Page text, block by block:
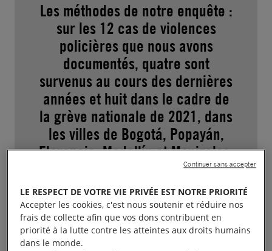
Les méthodes de notre enquête :
sur les 12 cas de violences
policières que nous avons
documentés, quatre sont
survenus au cours des dernières
années et huit dans le cadre de
la grève nationale de 2021, dans
les villes de Bogotá, Popayán,
Florencia, Medellín et Manizales.
Nos équipes ont analysé plus de
300 vidéos d’actions de l’Unité
antiémeutes de la police
colombienne (ESMAD) entre le
28 avril et le 20 octobre.
LE RESPECT DE VOTRE VIE PRIVÉE EST NOTRE PRIORITÉ
Accepter les cookies, c'est nous soutenir et réduire nos
frais de collecte afin que vos dons contribuent en
priorité à la lutte contre les atteintes aux droits humains
dans le monde.
Continuer sans accepter